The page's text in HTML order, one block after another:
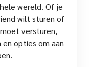
wereld. Of je
wilt sturen of
versturen,
opties om aan